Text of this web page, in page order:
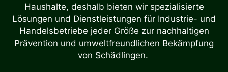
Haushalte, deshalb bieten wir spezialisierte
Lösungen und Dienstleistungen für Industrie- und
Handelsbetriebe jeder Größe zur nachhaltigen
Prävention und umweltfreundlichen Bekämpfung
von Schädlingen.